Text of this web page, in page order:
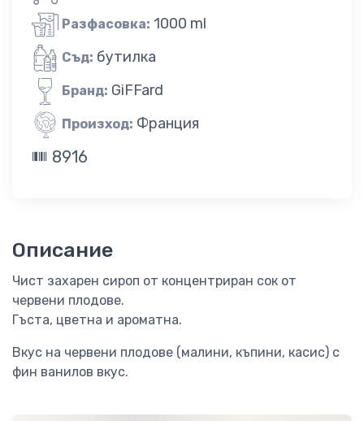
Разфасовка: 1000 ml
Съд: бутилка
Бранд: GiFFard
Произход: Франция
8916
Описание
Чист захарен сироп от концентриран сок от
червени плодове.
Гъста, цветна и ароматна.
Вкус на червени плодове (малини, къпини, касис) с
фин ванилов вкус.